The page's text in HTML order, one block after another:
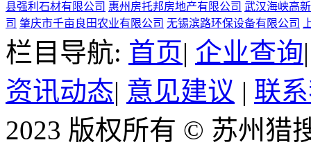
县强利石材有限公司 惠州房托邦房地产有限公司 武汉海峡高
司 肇庆市千亩良田农业有限公司 无锡滨路环保设备有限公司
栏目导航: 首页| 企业查询
资讯动态| 意见建议 | 联
2023 版权所有 © 苏州